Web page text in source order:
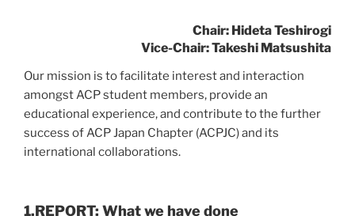
Chair: Hideta Teshirogi
Vice-Chair:Takeshi Matsushita
Our mission is to facilitate interest and interaction
amongst ACP student members, provide an
educational experience, and contribute to the further
success of ACP Japan Chapter (ACPJC) and its
international collaborations.
1.REPORT: What we have done